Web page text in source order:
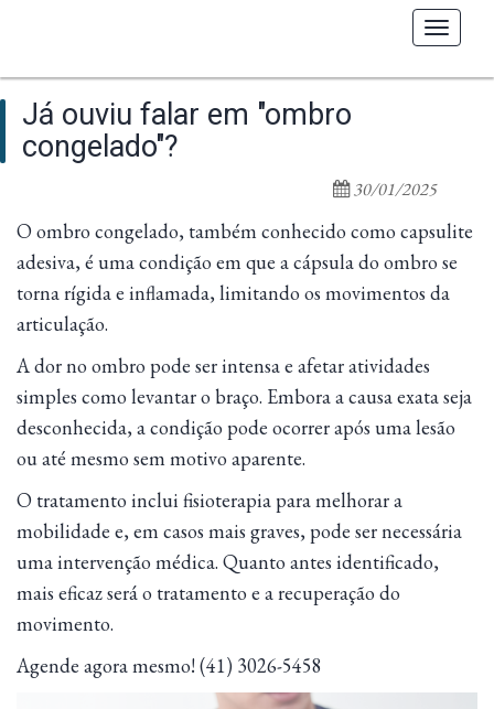
Toggle
Já ouviu falar em "ombro
congelado"?
30/01/2025
O ombro congelado, também conhecido como capsulite
adesiva, é uma condição em que a cápsula do ombro se
torna rígida e inflamada, limitando os movimentos da
articulação.
A dor no ombro pode ser intensa e afetar atividades
simples como levantar o braço. Embora a causa exata seja
desconhecida, a condição pode ocorrer após uma lesão
ou até mesmo sem motivo aparente.
O tratamento inclui fisioterapia para melhorar a
mobilidade e, em casos mais graves, pode ser necessária
uma intervenção médica. Quanto antes identificado,
mais eficaz será o tratamento e a recuperação do
movimento.
Agende agora mesmo! (41) 3026-5458